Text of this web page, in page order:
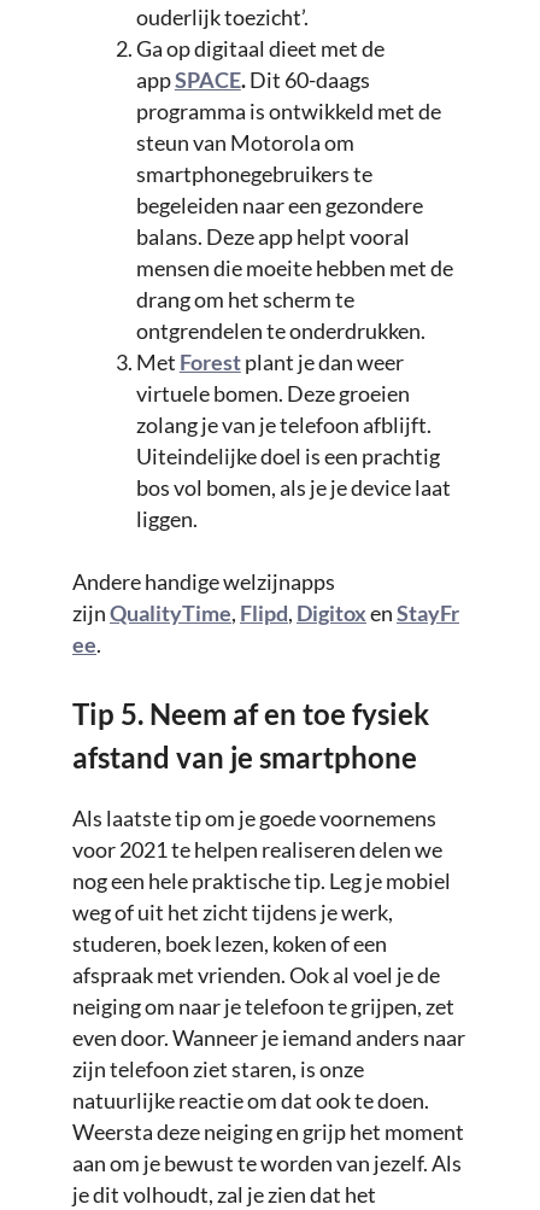
ouderlijk toezicht’.
Ga op digitaal dieet met de
appSPACE.Dit 60-daags
programma is ontwikkeld met de
steun van Motorola om
smartphonegebruikers te
begeleiden naar een gezondere
balans. Deze app helpt vooral
mensen die moeite hebben met de
drang om het scherm te
ontgrendelen te onderdrukken.
Met Forestplant je dan weer
virtuele bomen. Deze groeien
zolang je van je telefoon afblijft.
Uiteindelijke doel is een prachtig
bos vol bomen, als je je device laat
liggen.
Andere handige welzijnapps
zijnQualityTime, Flipd, DigitoxenStayFr
ee.
Tip 5. Neem af en toe fysiek
afstand van je smartphone
Als laatste tip om je goede voornemens
voor 2021 te helpen realiseren delen we
nog een hele praktische tip. Leg je mobiel
weg of uit het zicht tijdens je werk,
studeren, boek lezen, koken of een
afspraak met vrienden. Ook al voel je de
neiging om naar je telefoon te grijpen, zet
even door. Wanneer je iemand anders naar
zijn telefoon ziet staren, is onze
natuurlijke reactie om dat ook te doen.
Weersta deze neiging en grijp het moment
aan om je bewust te worden van jezelf. Als
je dit volhoudt, zal je zien dat het